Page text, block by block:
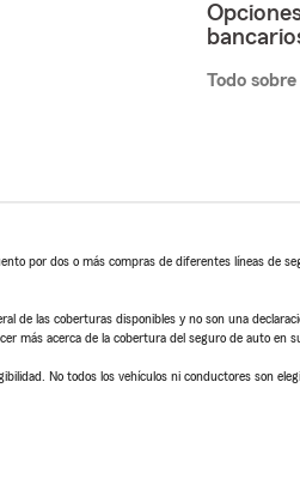
Todo
por dos o más compras de diferentes líneas de
de las coberturas disponibles y no son una
más acerca de la cobertura del seguro de auto en
No todos los vehículos ni conductores son